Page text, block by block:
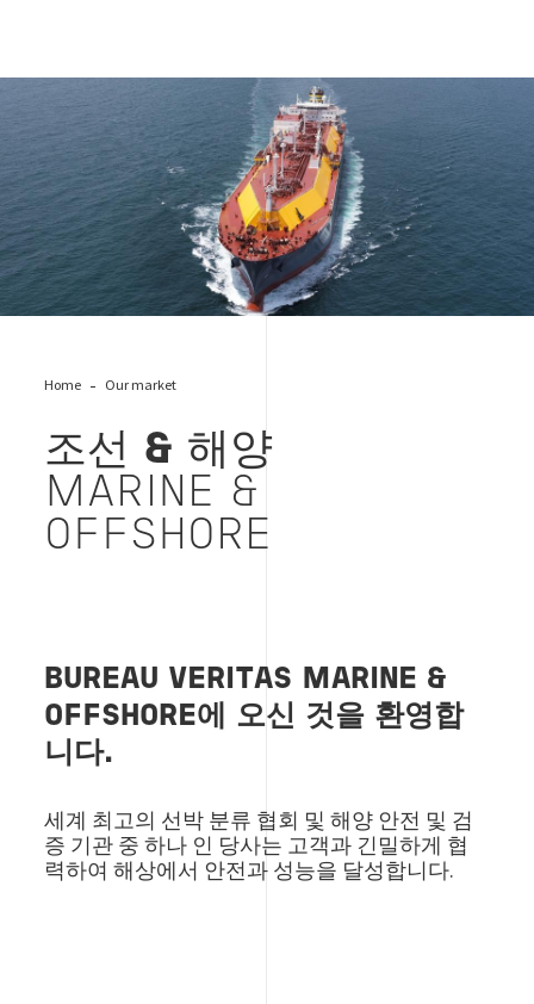
Home Our market
조선 & 해양
MARINE &
OFFSHORE
BUREAU VERITAS MARINE &
OFFSHORE에 오신 것을 환영합
니다.
세계 최고의 선박 분류 협회 및 해양 안전 및 검
증 기관 중 하나 인 당사는 고객과 긴밀하게 협
력하여 해상에서 안전과 성능을 달성합니다.